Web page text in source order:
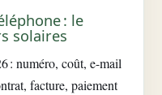
: le
solaires
: numéro, coût, e-mail
facture, paiement